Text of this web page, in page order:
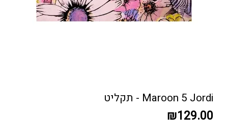
Maroon 5 Jordi - תקליט
₪129.00